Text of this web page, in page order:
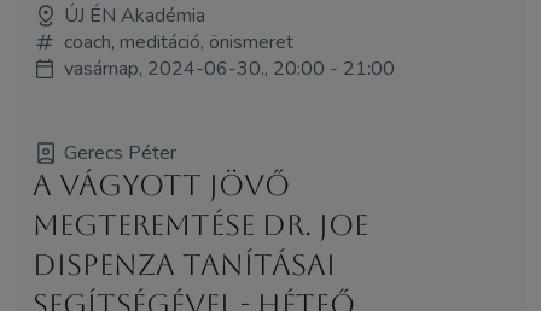
ÚJ ÉN Akadémia
coach, meditáció, önismeret
vasárnap, 2024-06-30., 20:00 - 21:00
Gerecs Péter
A vágyott jövő
megteremtése Dr. Joe
Dispenza tanításai